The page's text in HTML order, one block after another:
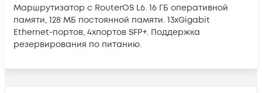
Маршрутизатор с RouterOS L6. 16 ГБ оперативной
памяти, 128 МБ постоянной памяти. 13хGigabit
Ethernet-портов, 4xпортов SFP+. Поддержка
резервирования по питанию.